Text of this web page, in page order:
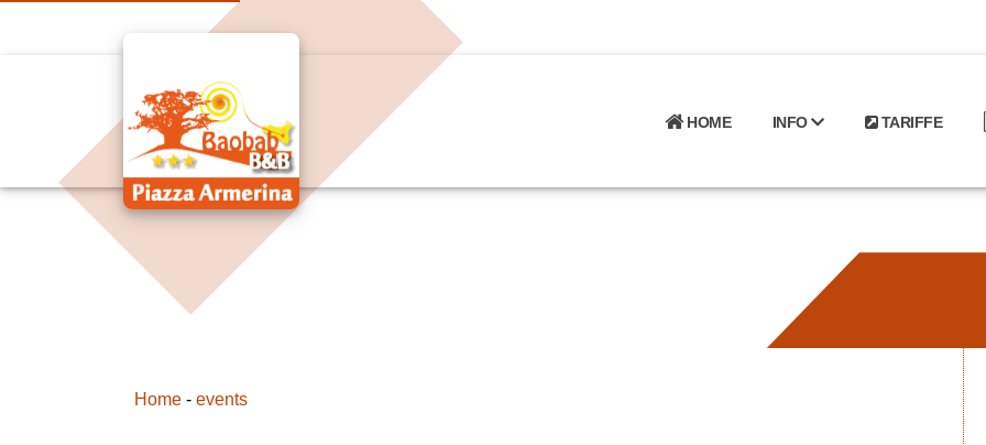
HOME INFO TARIFFE
Home - events